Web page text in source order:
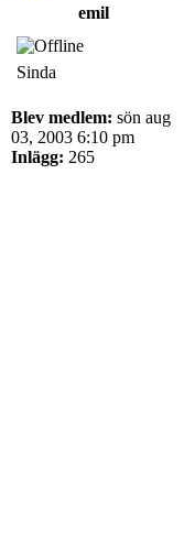
emil
Sinda
Blev medlem: sön aug
03, 2003 6:10 pm
Inlägg: 265